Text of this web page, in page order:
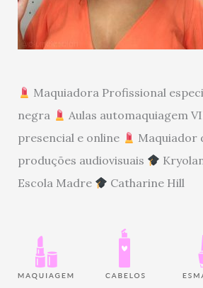
Maquiadora Profissional
negra
Aulas automaquiagem
presencial e online
Maquiador
produções audiovisuais
Escola Madre
Catharine Hill